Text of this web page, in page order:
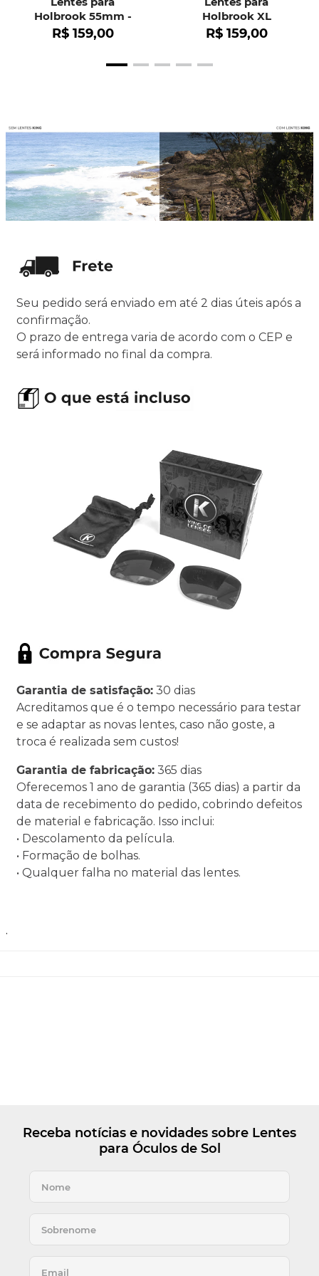
Holbrook 55mm -
OO9102
R$ 159,00
Holbrook XL
R$ 159,00
Seu pedido será enviado em até 2 dias úteis após a
confirmação.
O prazo de entrega varia de acordo com o CEP e
será informado no final da compra.
Garantia de satisfação: 30 dias
Acreditamos que é o tempo necessário para testar
e se adaptar as novas lentes, caso não goste, a
troca é realizada sem custos!
Garantia de fabricação: 365 dias
Oferecemos 1 ano de garantia (365 dias) a partir da
data de recebimento do pedido, cobrindo defeitos
de material e fabricação. Isso inclui:
• Descolamento da película.
• Formação de bolhas.
• Qualquer falha no material das lentes.
.
Receba notícias e novidades sobre Lentes
para Óculos de Sol